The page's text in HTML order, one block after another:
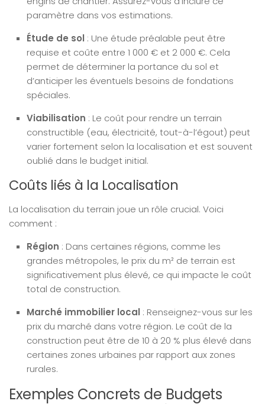
paramètre dans vos estimations.
Étude de sol : Une étude préalable peut être
requise et coûte entre 1 000 € et 2 000 €. Cela
permet de déterminer la portance du sol et
d’anticiper les éventuels besoins de fondations
spéciales.
Viabilisation : Le coût pour rendre un terrain
constructible (eau, électricité, tout-à-l’égout) peut
varier fortement selon la localisation et est souvent
oublié dans le budget initial.
Coûts liés à la Localisation
La localisation du terrain joue un rôle crucial. Voici
comment :
Région : Dans certaines régions, comme les
grandes métropoles, le prix du m² de terrain est
significativement plus élevé, ce qui impacte le coût
total de construction.
Marché immobilier local : Renseignez-vous sur les
prix du marché dans votre région. Le coût de la
construction peut être de 10 à 20 % plus élevé dans
certaines zones urbaines par rapport aux zones
rurales.
Exemples Concrets de Budgets